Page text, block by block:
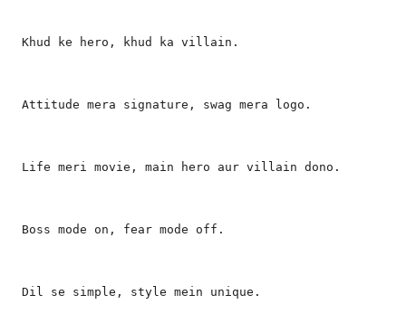
Khud ke hero, khud ka villain.
Attitude mera signature, swag mera logo.
Life meri movie, main hero aur villain dono.
Boss mode on, fear mode off.
Dil se simple, style mein unique.